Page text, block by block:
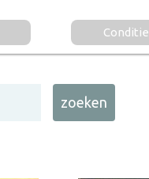
Conditie